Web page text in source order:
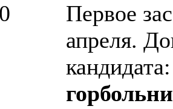
Первое
апреля.